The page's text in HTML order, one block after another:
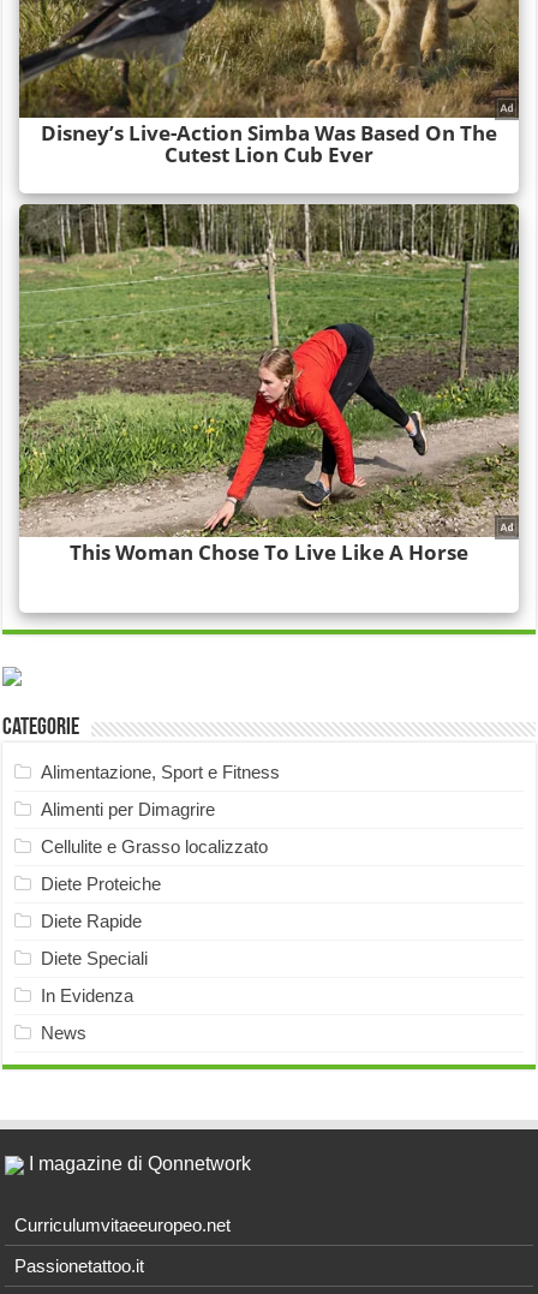
Categorie
Alimentazione, Sport e Fitness
Alimenti per Dimagrire
Cellulite e Grasso localizzato
Diete Proteiche
Diete Rapide
Diete Speciali
In Evidenza
News
I magazine di Qonnetwork
Curriculumvitaeeuropeo.net
Passionetattoo.it